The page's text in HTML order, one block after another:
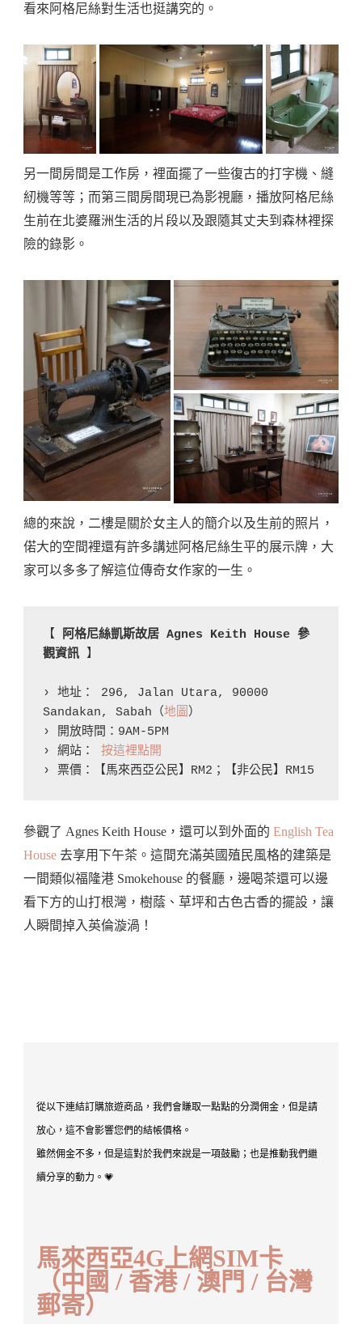
看來阿格尼絲對生活也挺講究的。
另一間房間是工作房，裡面擺了一些復古的打字機、縫
紉機等等；而第三間房間現已為影視廳，播放阿格尼絲
生前在北婆羅洲生活的片段以及跟隨其丈夫到森林裡探
險的錄影。
總的來說，二樓是關於女主人的簡介以及生前的照片，
偌大的空間裡還有許多講述阿格尼絲生平的展示牌，大
家可以多多了解這位傳奇女作家的一生。
【
阿格尼絲凱斯故居 Agnes Keith House 參
觀資訊 】
› 地址： 296, Jalan Utara, 90000
Sandakan, Sabah（地圖）
› 開放時間：9AM-5PM
› 網站： 按這裡點開
› 票價：【馬來西亞公民】RM2；【非公民】RM15
參觀了 Agnes Keith House，還可以到外面的 English Tea
House 去享用下午茶。這間充滿英國殖民風格的建築是
一間類似福隆港 Smokehouse 的餐廳，邊喝茶還可以邊
看下方的山打根灣，樹蔭、草坪和古色古香的擺設，讓
人瞬間掉入英倫漩渦！
從以下連結訂購旅遊商品，我們會賺取一點點的分潤佣金，但是請
放心，這不會影響您們的結帳價格。
雖然佣金不多，但是這對於我們來說是一項鼓勵；也是推動我們繼
續分享的動力。💗
馬來西亞4G上網SIM卡
（中國 / 香港 / 澳門 / 台灣
郵寄）